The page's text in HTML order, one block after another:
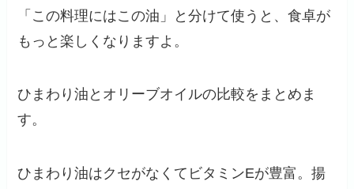
「この料理にはこの油」と分けて使うと、食卓が
もっと楽しくなりますよ。
ひまわり油とオリーブオイルの比較をまとめま
す。
ひまわり油はクセがなくてビタミンEが豊富。揚